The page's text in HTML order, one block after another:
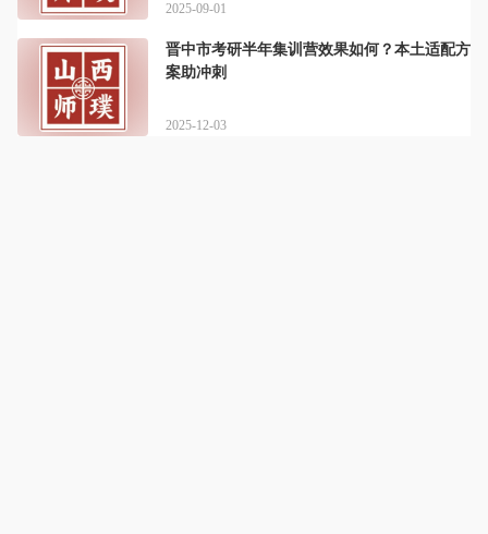
2025-09-01
晋中市考研半年集训营效果如何？本土适配方
案助冲刺
2025-12-03